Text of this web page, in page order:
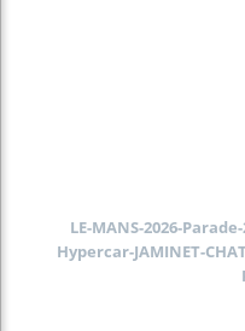
LE-MANS-2026-
Hypercar-JAMINET-